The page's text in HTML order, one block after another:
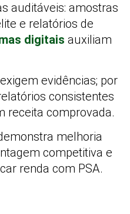
auditáveis: amostras
e relatórios de
digitais auxiliam
evidências; por
consistentes
receita comprovada.
melhoria
competitiva e
renda com PSA.